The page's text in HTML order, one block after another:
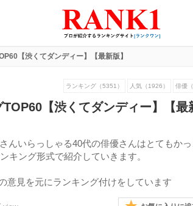
【渋くてダンディー】【最新版】
ランキング（5351） 人気（1926） 俳優（
【渋くてダンディー】【最
んいらっしゃる40代の俳優さんはとてもかっ
キング形式で紹介していきます。
意見を元にランキング付けをしています